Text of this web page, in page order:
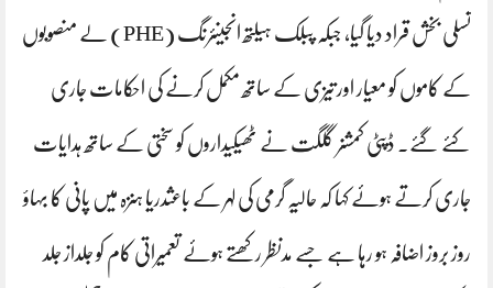
تسلی بخش قراد دیا گیا، جبکہ پبلک ہیلتھ انجینئرنگ (PHE) لے منصوبوں
کے کاموں کو معیار اور تیزی کے ساتھ مکمل کرنے کی احکامات جاری
کئے گئے۔ ڈپٹی کمشنر گلگت نے ٹھیکیداروں کو سختی کے ساتھ ہدایات
جاری کرتے ہوئے کہا کہ حالیہ گرمی کی لہر کے باعثدریا ہنزہ میں پانی کا بہاؤ
روز بروز اضافہ ہو رہا ہے جسے مدنظر رکھتے ہوئے تعمیراتی کام کو جلداز جلد